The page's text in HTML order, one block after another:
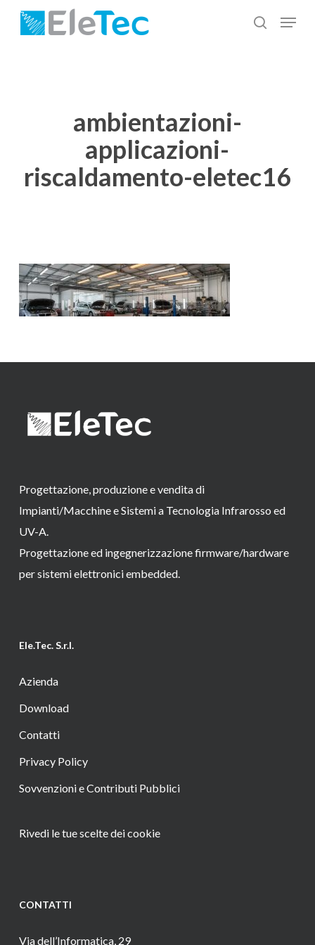
Salta
cerca
Menu
ambientazioni-
applicazioni-
riscaldamento-eletec16
Progettazione, produzione e vendita di
Impianti/Macchine e Sistemi a Tecnologia Infrarosso ed
UV-A.
Progettazione ed ingegnerizzazione firmware/hardware
per sistemi elettronici embedded.
Ele.Tec. S.r.l.
Azienda
Download
Contatti
Privacy Policy
Sovvenzioni e Contributi Pubblici
Rivedi le tue scelte dei cookie
CONTATTI
Via dell’Informatica, 29